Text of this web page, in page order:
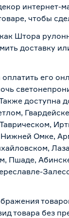
интернет-
чтобы
Штора
доставку
его
доступна
Омке,
Пшаде,
товара без